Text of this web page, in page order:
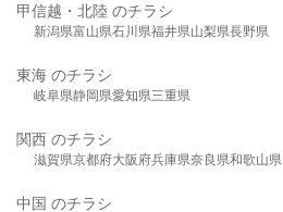
甲信越・北陸 のチラシ
新潟県富山県石川県福井県山梨県長野県
東海 のチラシ
岐阜県静岡県愛知県三重県
関西 のチラシ
滋賀県京都府大阪府兵庫県奈良県和歌山県
中国 のチラシ